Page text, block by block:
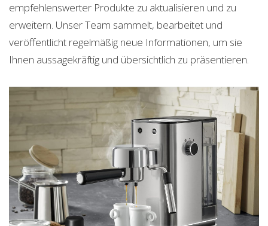
empfehlenswerter Produkte zu aktualisieren und zu
erweitern. Unser Team sammelt, bearbeitet und
veröffentlicht regelmäßig neue Informationen, um sie
Ihnen aussagekräftig und übersichtlich zu präsentieren.